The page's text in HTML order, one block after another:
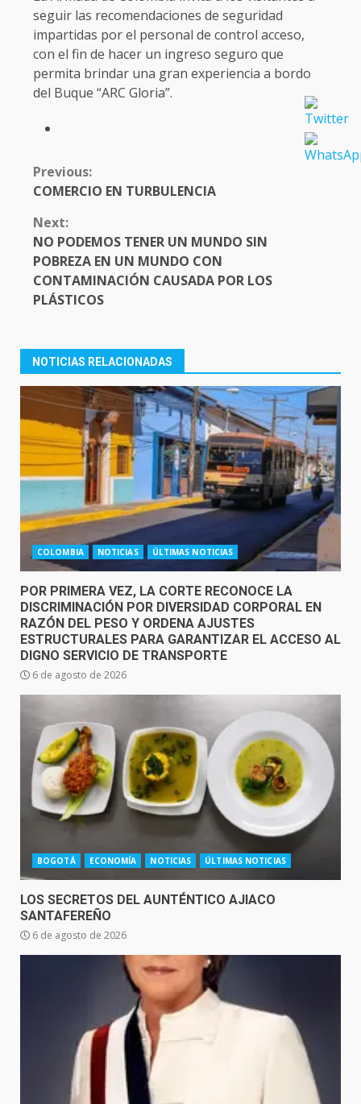
seguir las recomendaciones de seguridad
impartidas por el personal de control acceso,
con el fin de hacer un ingreso seguro que
permita brindar una gran experiencia a bordo
del Buque “ARC Gloria”.
CONTINUE
READING
Previous:
COMERCIO EN TURBULENCIA
Next:
NO PODEMOS TENER UN MUNDO SIN
POBREZA EN UN MUNDO CON
CONTAMINACIÓN CAUSADA POR LOS
PLÁSTICOS
NOTICIAS RELACIONADAS
COLOMBIA NOTICIAS ÚLTIMAS NOTICIAS
POR PRIMERA VEZ, LA CORTE RECONOCE LA
DISCRIMINACIÓN POR DIVERSIDAD CORPORAL EN
RAZÓN DEL PESO Y ORDENA AJUSTES
ESTRUCTURALES PARA GARANTIZAR EL ACCESO AL
DIGNO SERVICIO DE TRANSPORTE
6 de agosto de 2026
BOGOTÁ ECONOMÍA NOTICIAS ÚLTIMAS NOTICIAS
LOS SECRETOS DEL AUNTÉNTICO AJIACO
SANTAFEREÑO
6 de agosto de 2026